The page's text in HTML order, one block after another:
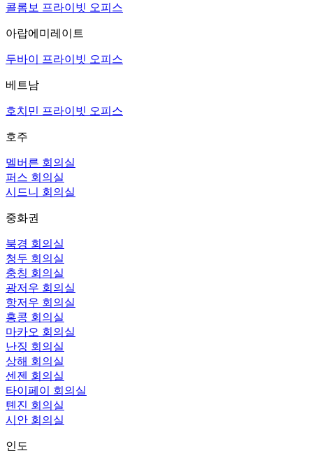
콜롬보 프라이빗 오피스
아랍에미레이트
두바이 프라이빗 오피스
베트남
호치민 프라이빗 오피스
호주
멜버른 회의실
퍼스 회의실
시드니 회의실
중화권
북경 회의실
청두 회의실
충칭 회의실
광저우 회의실
항저우 회의실
홍콩 회의실
마카오 회의실
난징 회의실
상해 회의실
센젠 회의실
타이페이 회의실
톈진 회의실
시안 회의실
인도